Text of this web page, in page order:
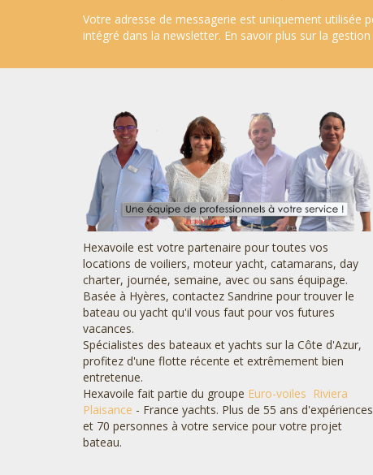
Votre adresse de messagerie est uniquement
intégré dans la newsletter. En savoir plus sur la
Hexavoile est votre partenaire pour toutes vos
locations de voiliers, moteur yacht, catamarans, day
charter, journée, semaine, avec ou sans équipage.
Basée à Hyères, contactez Sandrine pour trouver le
bateau ou yacht qu'il vous faut pour vos futures
vacances.
Spécialistes des bateaux et yachts sur la Côte d'Azur,
profitez d'une flotte récente et extrêmement bien
entretenue.
Hexavoile fait partie du groupe Euro-voiles Riviera
Plaisance - France yachts. Plus de 55 ans d'expériences
et 70 personnes à votre service pour votre projet
bateau.